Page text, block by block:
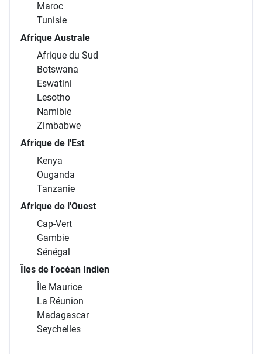
Tunisie
Afrique Australe
Afrique du Sud
Botswana
Eswatini
Lesotho
Namibie
Zimbabwe
Afrique de l'Est
Kenya
Ouganda
Tanzanie
Afrique de l'Ouest
Cap-Vert
Gambie
Sénégal
Îles de l’océan Indien
Île Maurice
La Réunion
Madagascar
Seychelles